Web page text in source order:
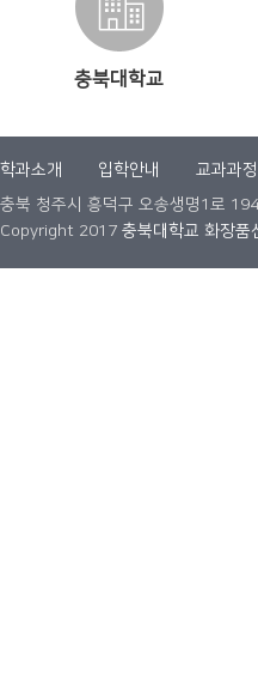
충북대학교
학과소개 입학안내 교과과정
충북 청주시 흥덕구 오송생명1로
Copyright 2017 충북대학교 화장품